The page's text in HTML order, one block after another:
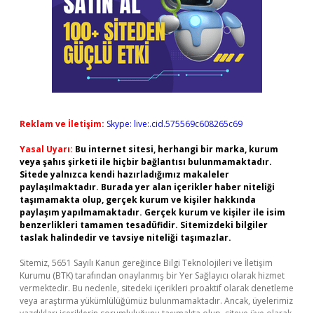
Reklam ve İletişim: Skype: live:.cid.575569c608265c69
Yasal Uyarı: Bu internet sitesi, herhangi bir marka, kurum
veya şahıs şirketi ile hiçbir bağlantısı bulunmamaktadır.
Sitede yalnızca kendi hazırladığımız makaleler
paylaşılmaktadır. Burada yer alan içerikler haber niteliği
taşımamakta olup, gerçek kurum ve kişiler hakkında
paylaşım yapılmamaktadır. Gerçek kurum ve kişiler ile isim
benzerlikleri tamamen tesadüfidir. Sitemizdeki bilgiler
taslak halindedir ve tavsiye niteliği taşımazlar.
Sitemiz, 5651 Sayılı Kanun gereğince Bilgi Teknolojileri ve İletişim
Kurumu (BTK) tarafından onaylanmış bir Yer Sağlayıcı olarak hizmet
vermektedir. Bu nedenle, sitedeki içerikleri proaktif olarak denetleme
veya araştırma yükümlülüğümüz bulunmamaktadır. Ancak, üyelerimiz